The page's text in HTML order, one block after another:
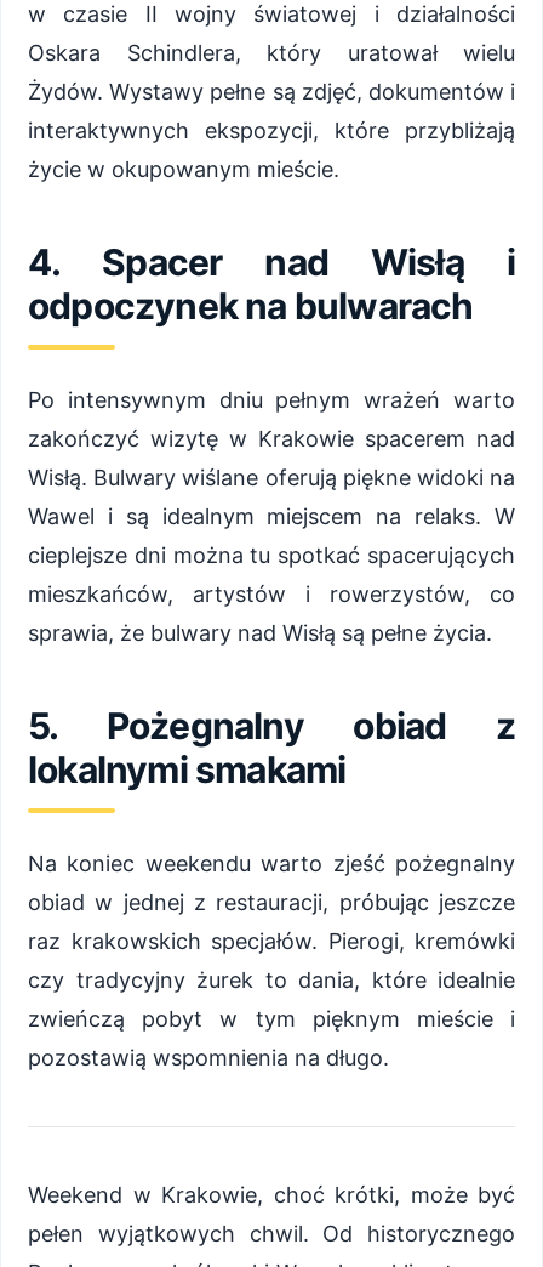
w czasie II wojny światowej i działalności
Oskara Schindlera, który uratował wielu
Żydów. Wystawy pełne są zdjęć, dokumentów i
interaktywnych ekspozycji, które przybliżają
życie w okupowanym mieście.
4. Spacer nad Wisłą i
odpoczynek na bulwarach
Po intensywnym dniu pełnym wrażeń warto
zakończyć wizytę w Krakowie spacerem nad
Wisłą. Bulwary wiślane oferują piękne widoki na
Wawel i są idealnym miejscem na relaks. W
cieplejsze dni można tu spotkać spacerujących
mieszkańców, artystów i rowerzystów, co
sprawia, że bulwary nad Wisłą są pełne życia.
5. Pożegnalny obiad z
lokalnymi smakami
Na koniec weekendu warto zjeść pożegnalny
obiad w jednej z restauracji, próbując jeszcze
raz krakowskich specjałów. Pierogi, kremówki
czy tradycyjny żurek to dania, które idealnie
zwieńczą pobyt w tym pięknym mieście i
pozostawią wspomnienia na długo.
Weekend w Krakowie, choć krótki, może być
pełen wyjątkowych chwil. Od historycznego